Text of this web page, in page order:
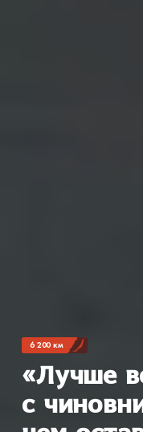
6 200 км
«Лучше
с